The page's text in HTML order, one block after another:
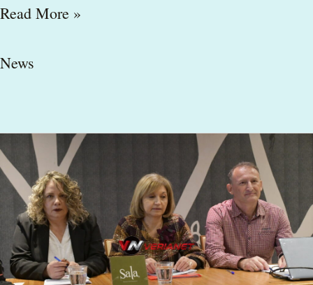
Read More »
News
verianet.gr:
«Βεργόνα:
της
Βέροιας
η